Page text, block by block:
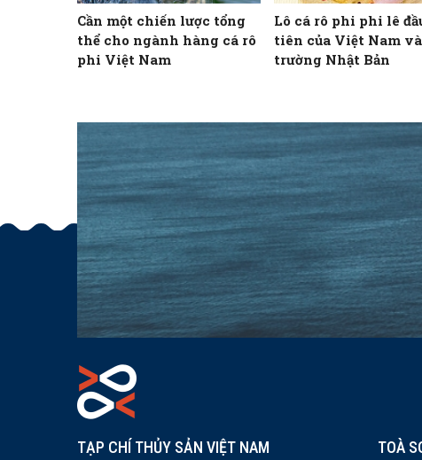
Cần một chiến lược tổng
thể cho ngành hàng cá rô
phi Việt Nam
Lô cá rô phi phi lê
tiên của Việt Nam
trường Nhật Bản
TẠP CHÍ THỦY SẢN VIỆT NAM TOÀ